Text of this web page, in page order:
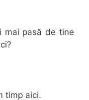
mai pasă de tine
timp aici.